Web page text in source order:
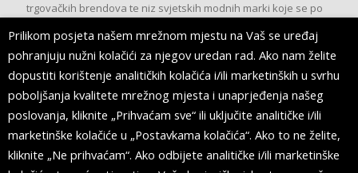
trgovačkih brendova te niz svjetskih modnih marki koje se po
prvi put pojavljuju u Splitu.
PRATITE NAS
Prilikom posjeta našem mrežnom mjestu na Vaš se uređaj
pohranjuju nužni kolačići za njegov uredan rad. Ako nam želite
dopustiti korištenje analitičkih kolačića i/ili marketinških u svrhu
poboljšanja kvalitete mrežnog mjesta i unaprjeđenja našeg
poslovanja, kliknite „Prihvaćam sve“ ili uključite analitičke i/ili
marketinške kolačiće u „Postavkama kolačića“. Ako to ne želite,
kliknite „Ne prihvaćam“. Ako odbijete analitičke i/ili marketinške